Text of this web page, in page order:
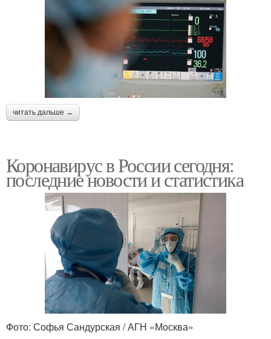
читать дальше →
Коронавирус в России сегодня:
последние новости и статистика
Фото: Софья Сандурская / АГН «Москва»